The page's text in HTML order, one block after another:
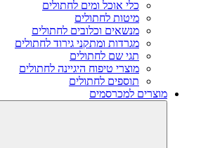
כלי אוכל ומים לחתולים
מיטות לחתולים
מנשאים וכלובים לחתולים
מגרדות ומתקני גירוד לחתולים
תגי שם לחתולים
מוצרי טיפוח היגיינה לחתולים
תוספים לחתולים
מוצרים למכרסמים